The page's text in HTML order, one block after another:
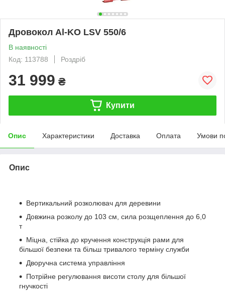
Дровокол Al-KO LSV 550/6
В наявності
Код: 113788
Роздріб
31 999 ₴
Купити
Опис Характеристики Доставка Оплата Умови
Опис
Вертикальний розколювач для деревини
Довжина розколу до 103 см, сила розщеплення до 6,0
т
Міцна, стійка до кручення конструкція рами для
більшої безпеки та більш тривалого терміну служби
Дворучна система управління
Потрійне регулювання висоти столу для більшої
гнучкості